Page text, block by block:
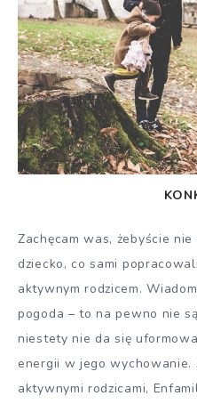
Zachęcam was, żebyście
dziecko, co sami
aktywnym rodzicem.
pogoda – to na pewno nie
niestety nie da się
energii w jego
aktywnymi rodzicami,